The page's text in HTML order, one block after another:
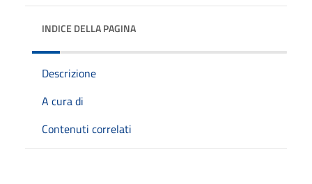
INDICE DELLA PAGINA
Descrizione
A cura di
Contenuti correlati